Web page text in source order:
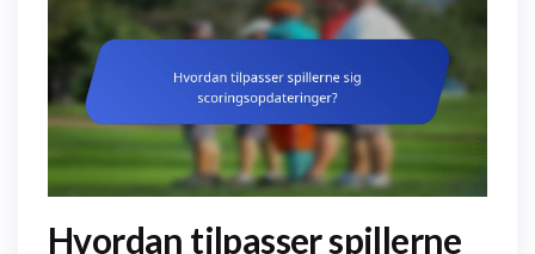
Hvordan tilpasser spillerne